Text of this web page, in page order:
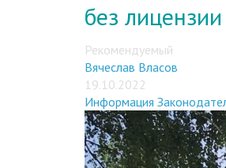
без лицензии
Рекомендуемый
Вячеслав Власов
19.10.2022
Информация